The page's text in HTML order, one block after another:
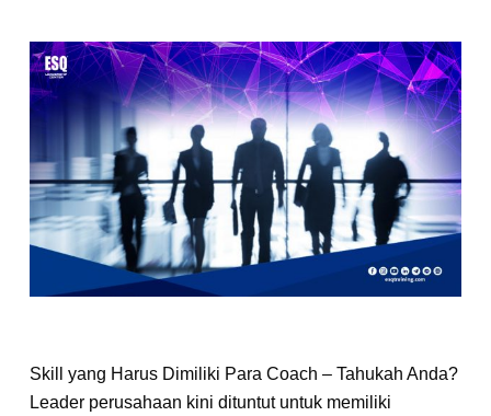
Skill yang Harus Dimiliki Para Coach – Tahukah Anda?
Leader perusahaan kini dituntut untuk memiliki